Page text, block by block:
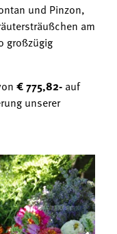
und Pinzon,
am
großzügig
€ 775,82- auf
unserer